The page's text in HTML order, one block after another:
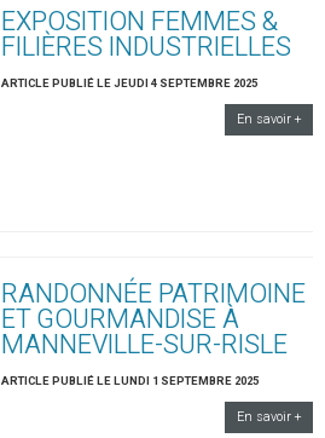
EXPOSITION FEMMES &
FILIÈRES INDUSTRIELLES
ARTICLE PUBLIÉ LE JEUDI 4 SEPTEMBRE 2025
En savoir +
RANDONNÉE PATRIMOINE
ET GOURMANDISE À
MANNEVILLE-SUR-RISLE
ARTICLE PUBLIÉ LE LUNDI 1 SEPTEMBRE 2025
En savoir +